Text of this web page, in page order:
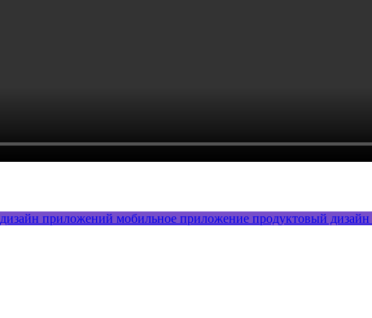
дизайн приложений мобильное приложение продуктовый дизайн